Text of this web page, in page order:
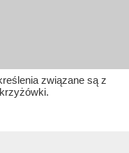
związane są z